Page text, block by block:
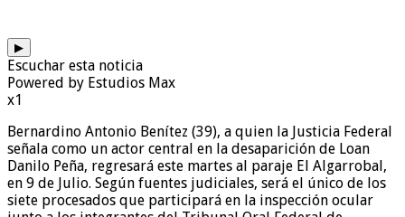
▶
Escuchar esta noticia
Powered by Estudios Max
x1
Bernardino Antonio Benítez (39), a quien la Justicia Federal
señala como un actor central en la desaparición de Loan
Danilo Peña, regresará este martes al paraje El Algarrobal,
en 9 de Julio. Según fuentes judiciales, será el único de los
siete procesados que participará en la inspección ocular